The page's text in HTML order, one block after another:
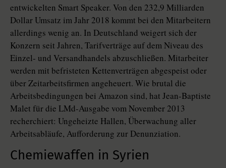
entwickelten Smart Speaker. Von den 232,9 Milliarden
Dollar Umsatz im Jahr 2018 kommt bei den Mitarbeitern
allerdings wenig an. In Deutschland weigert sich der
Konzern seit Jahren, Tarifverträge auf dem Niveau des
Einzel- und Versandhandels abzuschließen. Mitarbeiter
werden mit befristeten Kettenverträgen abgespeist oder
über Zeitarbeitsfirmen angeheuert. Wie brutal die
Arbeitsbedingungen bei Amazon sind, hat Jean-Baptiste
Malet für die LMd-Ausgabe vom November 2013
recherchiert: Ungeheizte Hallen, Überwachung aller
Arbeitsabläufe, Aufforderung zur Denunziation.
Chemiewaffen in Syrien